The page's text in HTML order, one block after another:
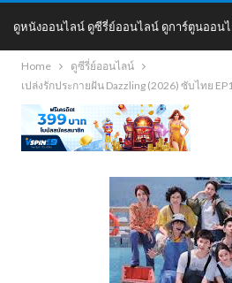
ดูหนังออนไลน์ ดูซีรี่ย์ออนไลน์ ดูการ์ตูนออนไ
DoDoNung
Home
ดูซีรี่ย์ออนไลน์
เปล่งรักประกายฝัน Dazzling (2026) ซับไทย